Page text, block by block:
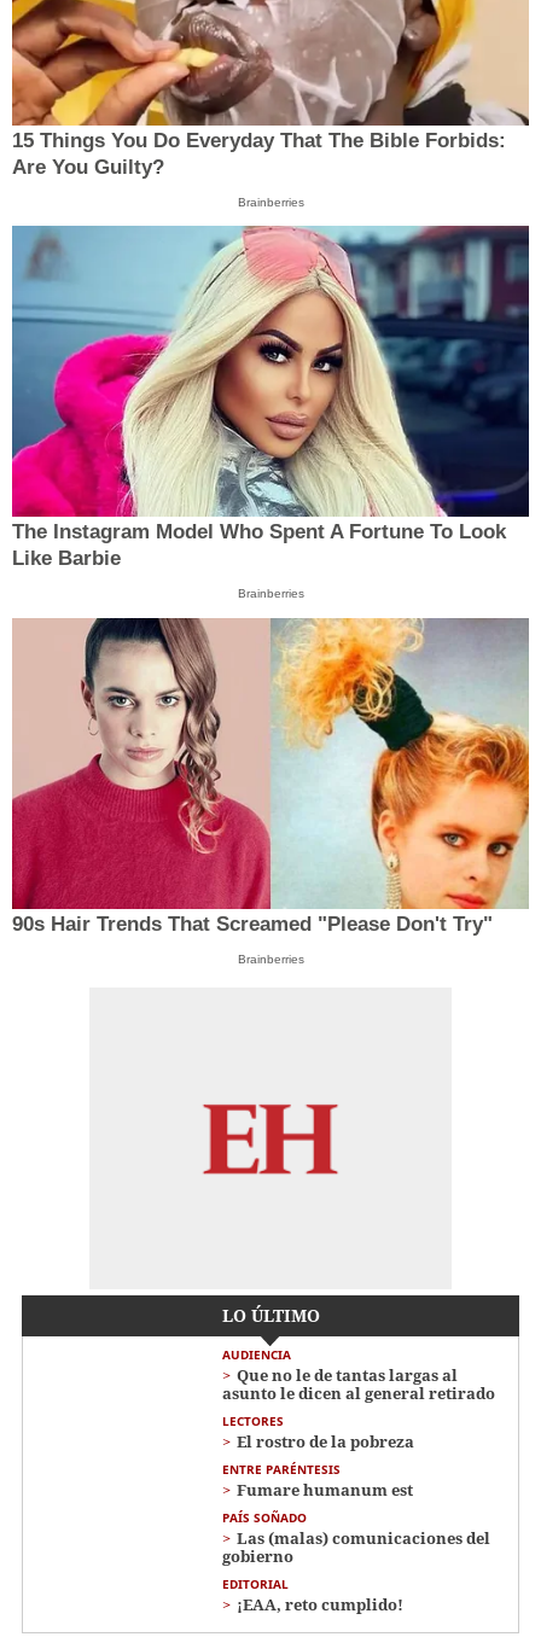
15 Things You Do Everyday That The Bible Forbids:
Are You Guilty?
Brainberries
The Instagram Model Who Spent A Fortune To Look
Like Barbie
Brainberries
90s Hair Trends That Screamed "Please Don't Try"
Brainberries
LO ÚLTIMO
AUDIENCIA
Que no le de tantas largas al
asunto le dicen al general retirado
LECTORES
El rostro de la pobreza
ENTRE PARÉNTESIS
Fumare humanum est
PAÍS SOÑADO
Las (malas) comunicaciones del
gobierno
EDITORIAL
¡EAA, reto cumplido!